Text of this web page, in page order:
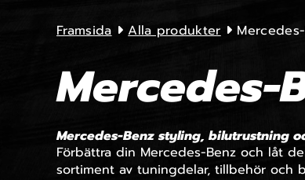
Framsida Alla produkter
Mercedes-
Mercedes-Benz styling, bilutrustning
Förbättra din Mercedes-Benz och låt
sortiment av tuningdelar, tillbehör och